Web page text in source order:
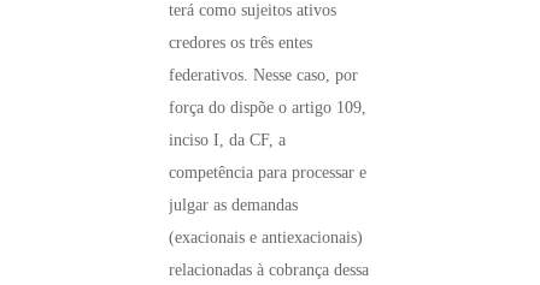
terá como sujeitos ativos
credores os três entes
federativos. Nesse caso, por
força do dispõe o artigo 109,
inciso I, da CF, a
competência para processar e
julgar as demandas
(exacionais e antiexacionais)
relacionadas à cobrança dessa